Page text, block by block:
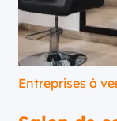
Entreprises à